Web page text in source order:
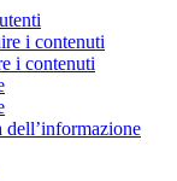
i contenuti
i contenuti
dell’informazione